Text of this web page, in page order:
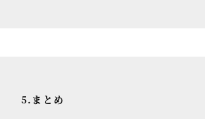
5.まとめ